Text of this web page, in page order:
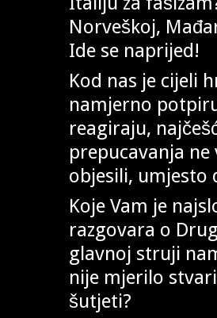
Norveškoj,
Ide se naprijed!
Kod nas je cijeli
namjerno
reagiraju,
prepucavanja
objesili, umjesto
Koje Vam je
razgovara o
glavnoj struji
nije mjerilo
šutjeti?